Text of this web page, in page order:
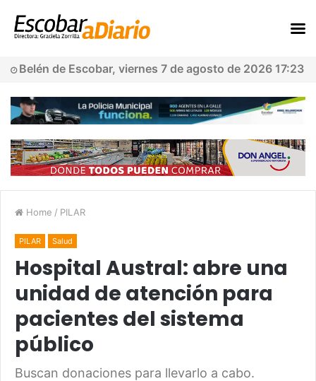
Belén de Escobar, viernes 7 de agosto de 2026 17:23
Home / PILAR
PILAR Salud
Hospital Austral: abre una
unidad de atención para
pacientes del sistema
público
Buscan donaciones para llevarlo a cabo.